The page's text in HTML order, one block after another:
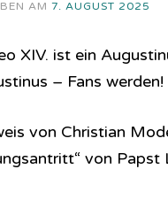
AM 7. AUGUST 2025
XIV. ist ein
– Fans werden!
von Christian
von Papst